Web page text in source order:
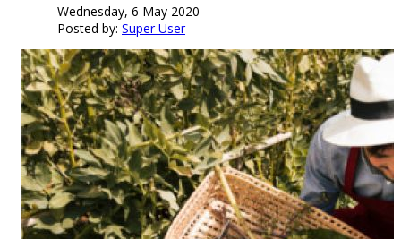
Wednesday, 6 May 2020
Posted by: Super User